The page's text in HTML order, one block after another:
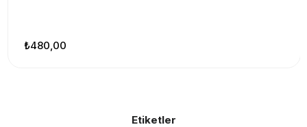
₺480,00
Etiketler